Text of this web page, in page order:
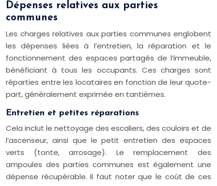
Dépenses relatives aux parties
communes
Les charges relatives aux parties communes englobent
les dépenses liées à l’entretien, la réparation et le
fonctionnement des espaces partagés de l’immeuble,
bénéficiant à tous les occupants. Ces charges sont
réparties entre les locataires en fonction de leur quote-
part, généralement exprimée en tantièmes.
Entretien et petites réparations
Cela inclut le nettoyage des escaliers, des couloirs et de
l’ascenseur, ainsi que le petit entretien des espaces
verts (tonte, arrosage). Le remplacement des
ampoules des parties communes est également une
dépense récupérable. Il faut noter que le coût de ces